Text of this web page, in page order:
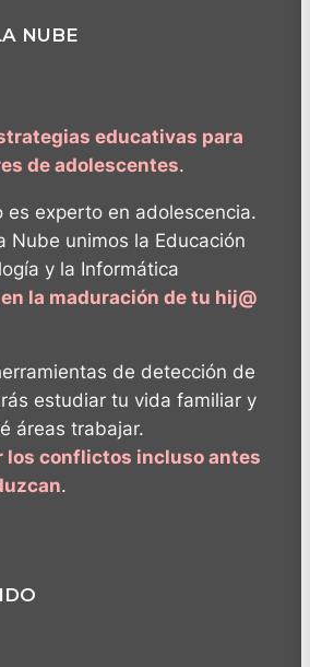
NUBE
educativas para
de adolescentes.
es experto en adolescencia.
Nube unimos la Educación
y la Informática
la maduración de tu hij@
de detección de
estudiar tu vida familiar y
áreas trabajar.
los conflictos incluso antes
.